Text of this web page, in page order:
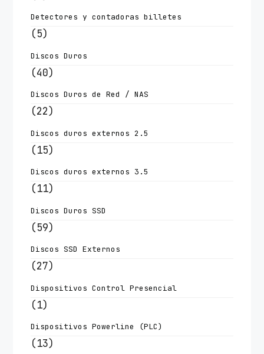
Detectores y contadoras billetes
(5)
Discos Duros
(40)
Discos Duros de Red / NAS
(22)
Discos duros externos 2.5
(15)
Discos duros externos 3.5
(11)
Discos Duros SSD
(59)
Discos SSD Externos
(27)
Dispositivos Control Presencial
(1)
Dispositivos Powerline (PLC)
(13)